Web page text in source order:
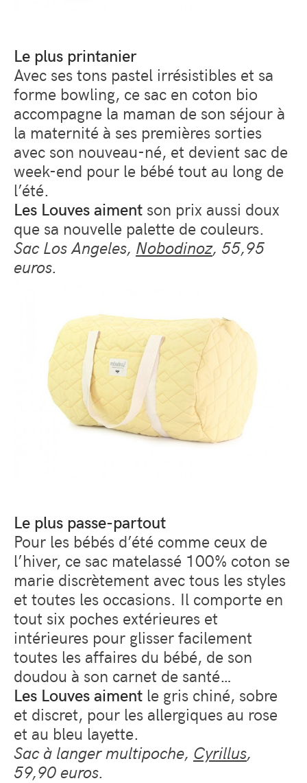
Le plus printanier
Avec ses tons pastel irrésistibles et sa
forme bowling, ce sac en coton bio
accompagne la maman de son séjour à
la maternité à ses premières sorties
avec son nouveau-né, et devient sac de
week-end pour le bébé tout au long de
l’été.
Les Louves aiment son prix aussi doux
que sa nouvelle palette de couleurs.
Sac Los Angeles, Nobodinoz, 55,95
euros.
Le plus passe-partout
Pour les bébés d’été comme ceux de
l’hiver, ce sac matelassé 100% coton se
marie discrètement avec tous les styles
et toutes les occasions. Il comporte en
tout six poches extérieures et
intérieures pour glisser facilement
toutes les affaires du bébé, de son
doudou à son carnet de santé…
Les Louves aiment le gris chiné, sobre
et discret, pour les allergiques au rose
et au bleu layette.
Sac à langer multipoche, Cyrillus,
59,90 euros.